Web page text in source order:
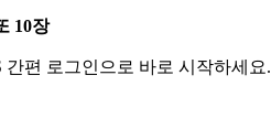
10장
간편 로그인으로 바로 시작하세요.